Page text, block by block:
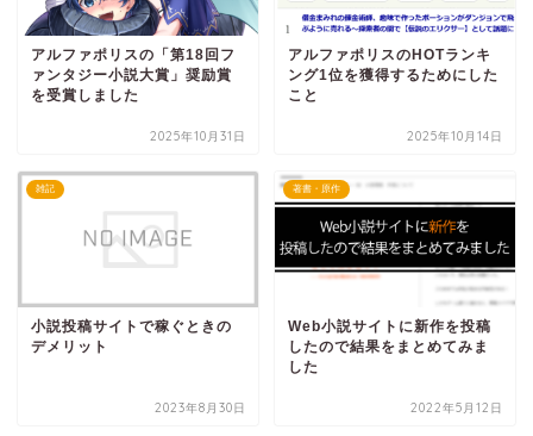
アルファポリスの「第18回フ
ァンタジー小説大賞」奨励賞
を受賞しました
2025年10月31日
アルファポリスのHOTランキ
ング1位を獲得するためにした
こと
2025年10月14日
雑記
小説投稿サイトで稼ぐときの
デメリット
2023年8月30日
著書・原作
Web小説サイトに新作を投稿
したので結果をまとめてみま
した
2022年5月12日